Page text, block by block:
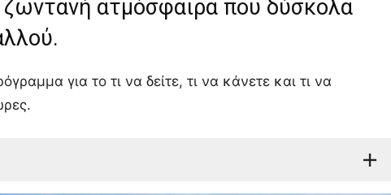
ζωντανή ατμόσφαιρα που δύσκολα
για το τι να δείτε, τι να κάνετε και τι να